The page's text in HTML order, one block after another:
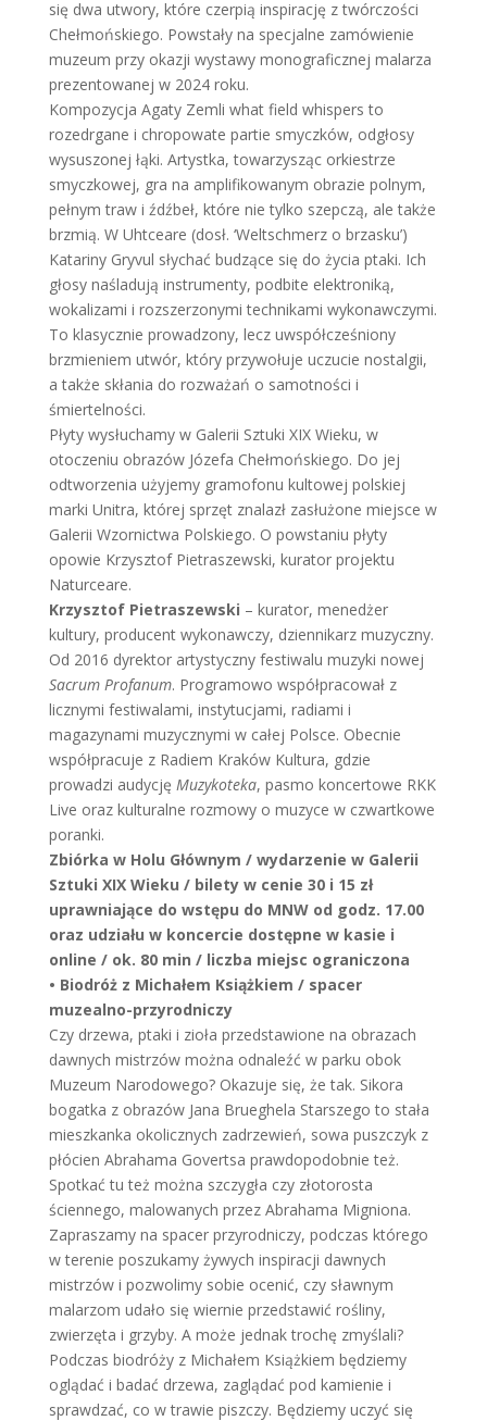
się dwa utwory, które czerpią inspirację z twórczości
Chełmońskiego. Powstały na specjalne zamówienie
muzeum przy okazji wystawy monograficznej malarza
prezentowanej w 2024 roku.
Kompozycja Agaty Zemli what field whispers to
rozedrgane i chropowate partie smyczków, odgłosy
wysuszonej łąki. Artystka, towarzysząc orkiestrze
smyczkowej, gra na amplifikowanym obrazie polnym,
pełnym traw i źdźbeł, które nie tylko szepczą, ale także
brzmią. W Uhtceare (dosł. ‘Weltschmerz o brzasku’)
Katariny Gryvul słychać budzące się do życia ptaki. Ich
głosy naśladują instrumenty, podbite elektroniką,
wokalizami i rozszerzonymi technikami wykonawczymi.
To klasycznie prowadzony, lecz uwspółcześniony
brzmieniem utwór, który przywołuje uczucie nostalgii,
a także skłania do rozważań o samotności i
śmiertelności.
Płyty wysłuchamy w Galerii Sztuki XIX Wieku, w
otoczeniu obrazów Józefa Chełmońskiego. Do jej
odtworzenia użyjemy gramofonu kultowej polskiej
marki Unitra, której sprzęt znalazł zasłużone miejsce w
Galerii Wzornictwa Polskiego. O powstaniu płyty
opowie Krzysztof Pietraszewski, kurator projektu
Naturceare.
Krzysztof Pietraszewski – kurator, menedżer
kultury, producent wykonawczy, dziennikarz muzyczny.
Od 2016 dyrektor artystyczny festiwalu muzyki nowej
Sacrum Profanum. Programowo współpracował z
licznymi festiwalami, instytucjami, radiami i
magazynami muzycznymi w całej Polsce. Obecnie
współpracuje z Radiem Kraków Kultura, gdzie
prowadzi audycję Muzykoteka, pasmo koncertowe RKK
Live oraz kulturalne rozmowy o muzyce w czwartkowe
poranki.
Zbiórka w Holu Głównym / wydarzenie w Galerii
Sztuki XIX Wieku / bilety w cenie 30 i 15 zł
uprawniające do wstępu do MNW od godz. 17.00
oraz udziału w koncercie dostępne w kasie i
online / ok. 80 min / liczba miejsc ograniczona
• Biodróż z Michałem Książkiem / spacer
muzealno-przyrodniczy
Czy drzewa, ptaki i zioła przedstawione na obrazach
dawnych mistrzów można odnaleźć w parku obok
Muzeum Narodowego? Okazuje się, że tak. Sikora
bogatka z obrazów Jana Brueghela Starszego to stała
mieszkanka okolicznych zadrzewień, sowa puszczyk z
płócien Abrahama Govertsa prawdopodobnie też.
Spotkać tu też można szczygła czy złotorosta
ściennego, malowanych przez Abrahama Migniona.
Zapraszamy na spacer przyrodniczy, podczas którego
w terenie poszukamy żywych inspiracji dawnych
mistrzów i pozwolimy sobie ocenić, czy sławnym
malarzom udało się wiernie przedstawić rośliny,
zwierzęta i grzyby. A może jednak trochę zmyślali?
Podczas biodróży z Michałem Książkiem będziemy
oglądać i badać drzewa, zaglądać pod kamienie i
sprawdzać, co w trawie piszczy. Będziemy uczyć się